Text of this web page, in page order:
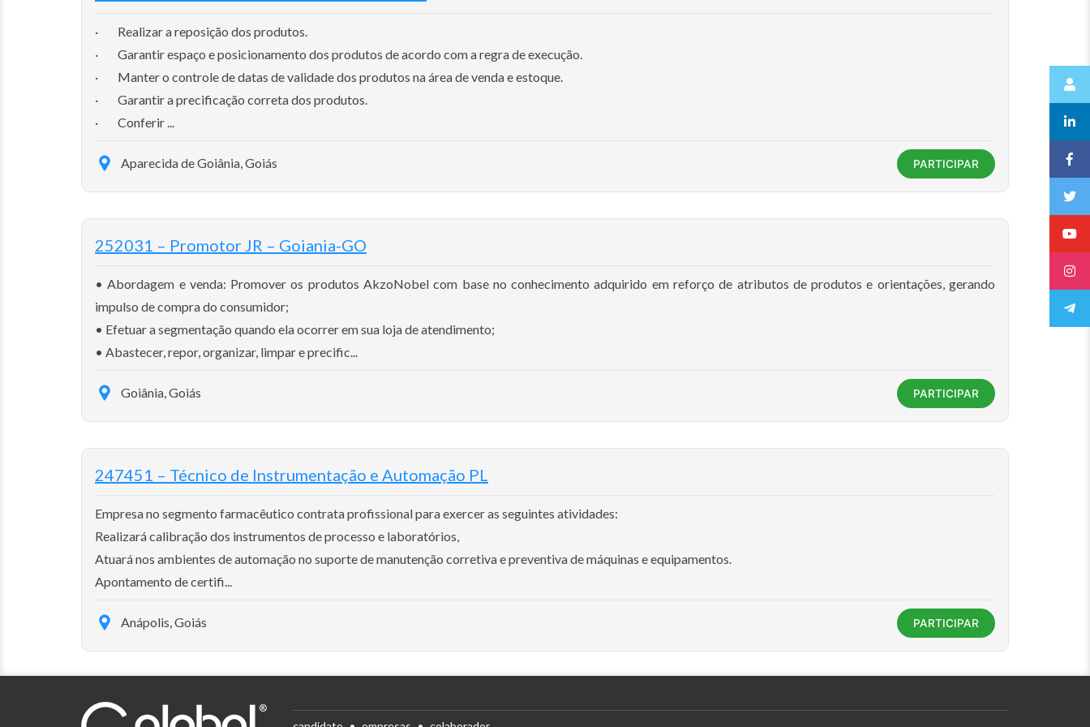
· Realizar a reposição dos produtos.
· Garantir espaço e posicionamento dos produtos de acordo com a regra de execução.
· Manter o controle de datas de validade dos produtos na área de venda e estoque.
· Garantir a precificação correta dos produtos.
· Conferir ...
Aparecida de Goiânia, Goiás PARTICIPAR
252031 – Promotor JR – Goiania-GO
• Abordagem e venda: Promover os produtos AkzoNobel com base no conhecimento adquirido em reforço de atributos de produtos e orientações, gerando
impulso de compra do consumidor;
• Efetuar a segmentação quando ela ocorrer em sua loja de atendimento;
• Abastecer, repor, organizar, limpar e precific...
Goiânia, Goiás PARTICIPAR
247451 – Técnico de Instrumentação e Automação PL
Empresa no segmento farmacêutico contrata profissional para exercer as seguintes atividades:
Realizará calibração dos instrumentos de processo e laboratórios,
Atuará nos ambientes de automação no suporte de manutenção corretiva e preventiva de máquinas e equipamentos.
Apontamento de certifi...
Anápolis, Goiás PARTICIPAR